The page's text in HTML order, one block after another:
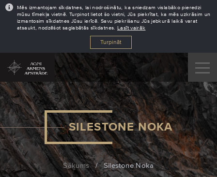
Mēs izmantojam sīkdatnes, lai nodrošinātu, ka sniedzam vislabāko pieredzi
mūsu tīmekļa vietnē. Turpinot lietot šo vietni, Jūs piekrītat, ka mēs uzkrāsim un
izmantosim sīkdatnes Jūsu ierīcē. Savu piekrišanu Jūs jebkurā laikā varat
atsaukt, nodzēšot saglabātās sīkdatnes. Lasīt vairāk
Turpināt
SILESTONE NOKA
Sākums / Silestone Noka